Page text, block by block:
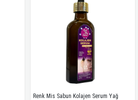
Renk Mis Sabun Kolajen Serum Yağ